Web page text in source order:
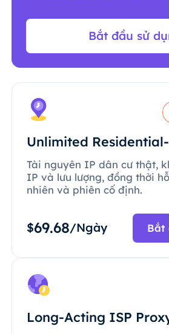
Bắt đầu sử
Unlimited
Tài nguyên IP dân cư thật,
IP và lưu lượng, đồng thời
nhiên và phiên cố định.
$69.68/Ngày Bắt
Long-Acting ISP